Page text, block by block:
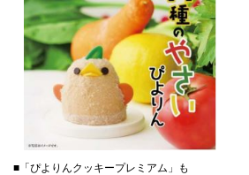
■「ぴよりんクッキープレミアム」も